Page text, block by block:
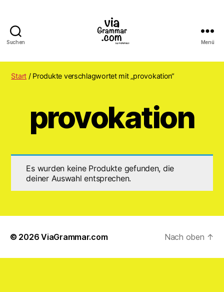
Suchen Menü
Start / Produkte verschlagwortet mit „provokation“
provokation
Es wurden keine Produkte gefunden, die
deiner Auswahl entsprechen.
© 2026ViaGrammar.com Nach oben ↑